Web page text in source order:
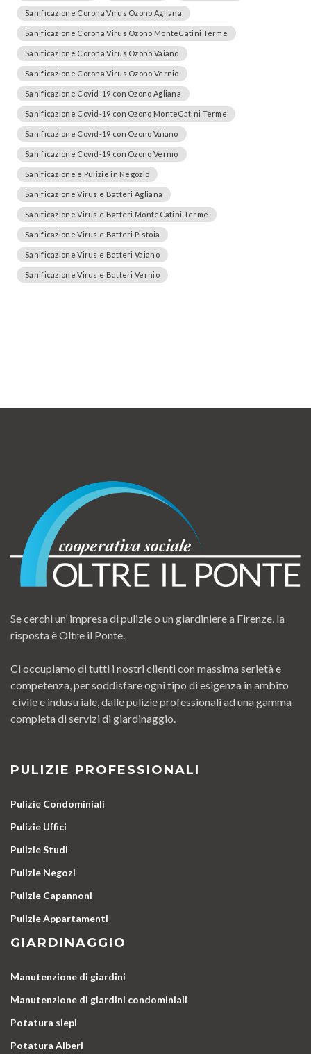
Sanificazione Corona Virus Ozono Agliana
Sanificazione Corona Virus Ozono MonteCatini Terme
Sanificazione Corona Virus Ozono Vaiano
Sanificazione Corona Virus Ozono Vernio
Sanificazione Covid-19 con Ozono Agliana
Sanificazione Covid-19 con Ozono MonteCatini Terme
Sanificazione Covid-19 con Ozono Vaiano
Sanificazione Covid-19 con Ozono Vernio
Sanificazione e Pulizie in Negozio
Sanificazione Virus e Batteri Agliana
Sanificazione Virus e Batteri MonteCatini Terme
Sanificazione Virus e Batteri Pistoia
Sanificazione Virus e Batteri Vaiano
Sanificazione Virus e Batteri Vernio
Se cerchi un’ impresa di pulizie o un giardiniere a Firenze, la
risposta è Oltre il Ponte.
Ci occupiamo di tutti i nostri clienti con massima serietà e
competenza, per soddisfare ogni tipo di esigenza in ambito
civile e industriale, dalle pulizie professionali ad una gamma
completa di servizi di giardinaggio.
PULIZIE PROFESSIONALI
Pulizie Condominiali
Pulizie Uffici
Pulizie Studi
Pulizie Negozi
Pulizie Capannoni
Pulizie Appartamenti
GIARDINAGGIO
Manutenzione di giardini
Manutenzione di giardini condominiali
Potatura siepi
Potatura Alberi